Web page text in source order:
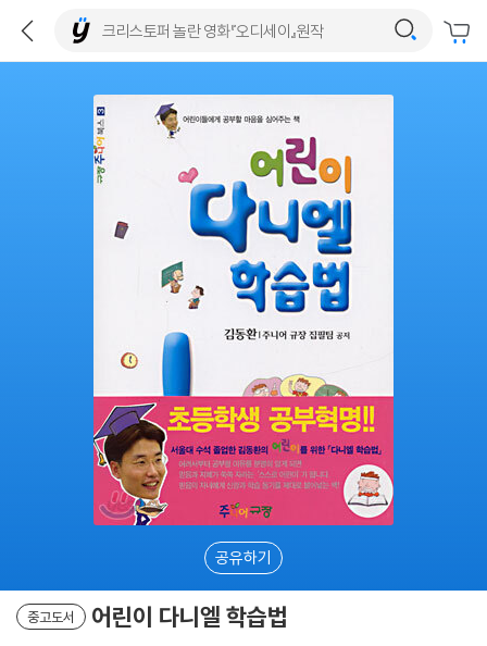
공유하기
중고도서 어린이 다니엘 학습법